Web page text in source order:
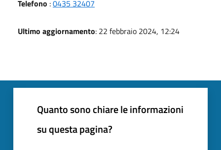
Telefono :0435 32407
Ultimo aggiornamento: 22 febbraio 2024, 12:24
Quanto sono chiare le informazioni
su questa pagina?